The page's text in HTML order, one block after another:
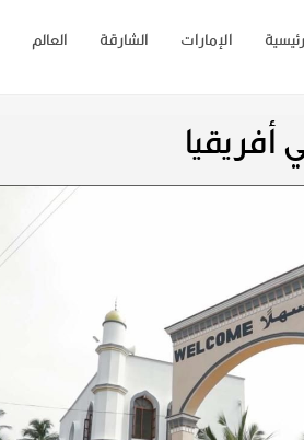
العالم الشارقة الإمارات